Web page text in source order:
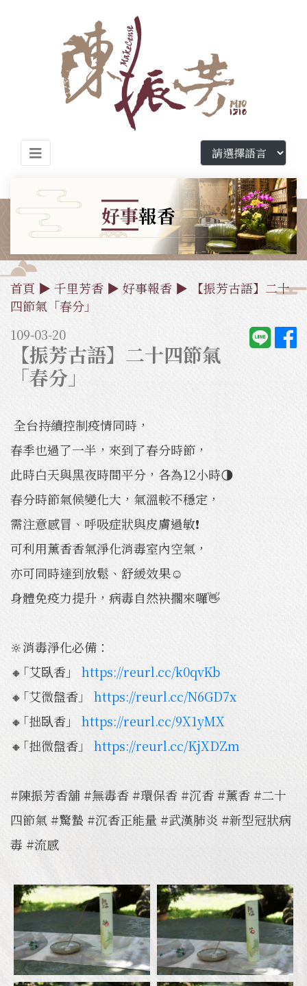
好事報香
首頁 ▶ 千里芳香 ▶ 好事報香 ▶ 【振芳古語】二十
四節氣「春分」
109-03-20
【振芳古語】二十四節氣
「春分」
全台持續控制疫情同時，
春季也過了一半，來到了春分時節，
此時白天與黑夜時間平分，各為12小時🌗
春分時節氣候變化大，氣溫較不穩定，
需注意感冒、呼吸症狀與皮膚過敏❗️
可利用薰香香氣淨化消毒室內空氣，
亦可同時達到放鬆、舒緩效果☺️
身體免疫力提升，病毒自然袂擱來囉👋
🔆消毒淨化必備：
🔸｢艾臥香」 https://reurl.cc/k0qvKb
🔸｢艾微盤香」 https://reurl.cc/N6GD7x
🔸｢拙臥香」 https://reurl.cc/9X1yMX
🔸｢拙微盤香」 https://reurl.cc/KjXDZm
#陳振芳香舖 #無毒香 #環保香 #沉香 #薰香 #二十
四節氣 #驚蟄 #沉香正能量 #武漢肺炎 #新型冠狀病
毒 #流感